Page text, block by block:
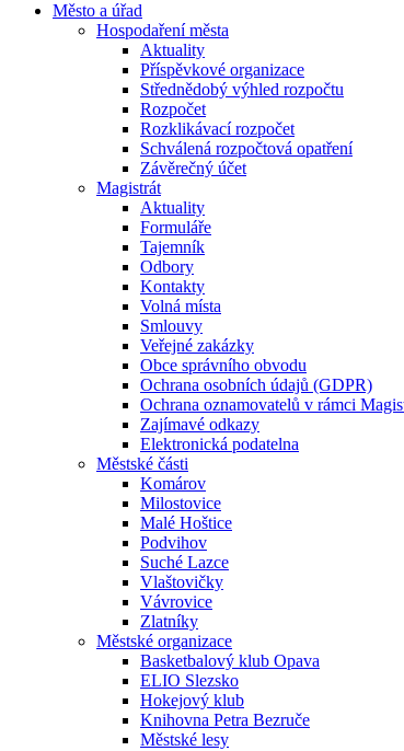
Město a úřad
Hospodaření města
Aktuality
Příspěvkové organizace
Střednědobý výhled rozpočtu
Rozpočet
Rozklikávací rozpočet
Schválená rozpočtová opatření
Závěrečný účet
Magistrát
Aktuality
Formuláře
Tajemník
Odbory
Kontakty
Volná místa
Smlouvy
Veřejné zakázky
Obce správního obvodu
Ochrana osobních údajů (GDPR)
Ochrana oznamovatelů v rámci
Zajímavé odkazy
Elektronická podatelna
Městské části
Komárov
Milostovice
Malé Hoštice
Podvihov
Suché Lazce
Vlaštovičky
Vávrovice
Zlatníky
Městské organizace
Basketbalový klub Opava
ELIO Slezsko
Hokejový klub
Knihovna Petra Bezruče
Městské lesy